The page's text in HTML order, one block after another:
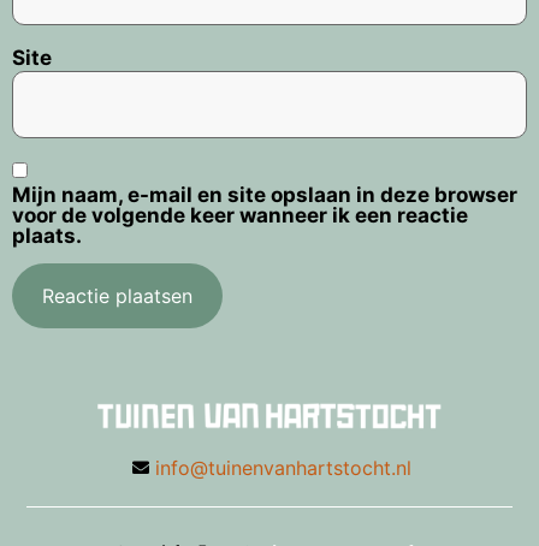
Site
Mijn naam, e-mail en site opslaan in deze browser
voor de volgende keer wanneer ik een reactie
plaats.
info@tuinenvanhartstocht.nl